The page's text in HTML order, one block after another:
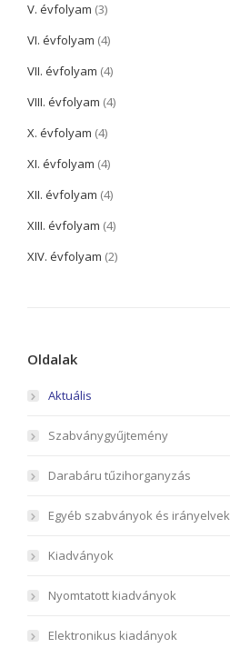
V. évfolyam (3)
VI. évfolyam (4)
VII. évfolyam (4)
VIII. évfolyam (4)
X. évfolyam (4)
XI. évfolyam (4)
XII. évfolyam (4)
XIII. évfolyam (4)
XIV. évfolyam (2)
Oldalak
Aktuális
Szabványgyűjtemény
Darabáru tűzihorganyzás
Egyéb szabványok és irányelvek
Kiadványok
Nyomtatott kiadványok
Elektronikus kiadányok